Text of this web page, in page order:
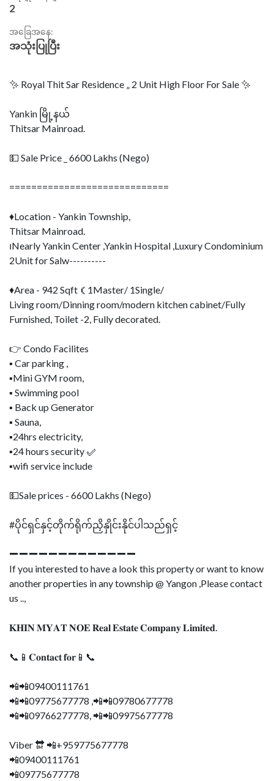
2
အခြေအနေ:
အသုံးပြုပြီး
✨ Royal Thit Sar Residence „ 2 Unit High Floor For Sale ✨
Yankin မြို့နယ်
Thitsar Mainroad.
💵 Sale Price _ 6600 Lakhs (Nego)
=============================
♦Location - Yankin Township,
Thitsar Mainroad.
၊Nearly Yankin Center ,Yankin Hospital ,Luxury Condominium
2Unit for Salw----------
♦Area - 942 Sqft（1Master/ 1Single/
Living room/Dinning room/modern kitchen cabinet/Fully
Furnished, Toilet -2, Fully decorated.
👉 Condo Facilites
▪ Car parking ,
▪Mini GYM room,
▪ Swimming pool
▪ Back up Generator
▪ Sauna,
▪️24hrs electricity,
▪24 hours security ✅
▪wifi service include
💵Sale prices - 6600 Lakhs (Nego)
#ပိုင်ရှင်နှင့်တိုက်ရိုက်ညှိနှိုင်းနိုင်ပါသည်ရှင့်
➖➖➖➖➖➖➖➖➖➖➖➖➖
If you interested to have a look this property or want to know
another properties in any township @ Yangon ,Please contact
us ..,
𝐊𝐇𝐈𝐍 𝐌𝐘𝐀𝐓 𝐍𝐎𝐄 𝐑𝐞𝐚𝐥 𝐄𝐬𝐭𝐚𝐭𝐞 𝐂𝐨𝐦𝐩𝐚𝐧𝐲 𝐋𝐢𝐦𝐢𝐭𝐞𝐝.
📞📱𝐂𝐨𝐧𝐭𝐚𝐜𝐭 𝐟𝐨𝐫📱📞
📲📲09400111761
📲📲09775677778 ,📲📲09780677778
📲📲09766277778, 📲📲09975677778
Viber 🔛 📲+959775677778
📲09400111761
📲09775677778